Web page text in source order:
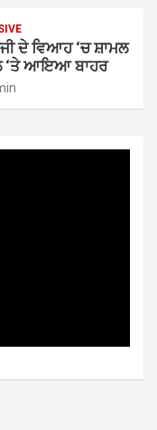
ਦੇ ਵਿਆਹ ‘ਚ ਸ਼ਾਮਲ
‘ਤੇ ਆਇਆ ਬਾਹਰ